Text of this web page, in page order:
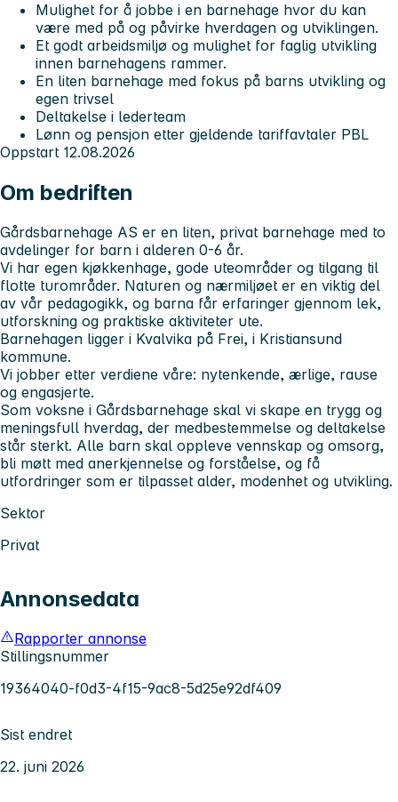
Mulighet for å jobbe i en barnehage hvor du kan
være med på og påvirke hverdagen og utviklingen.
Et godt arbeidsmiljø og mulighet for faglig utvikling
innen barnehagens rammer.
En liten barnehage med fokus på barns utvikling og
egen trivsel
Deltakelse i lederteam
Lønn og pensjon etter gjeldende tariffavtaler PBL
Oppstart 12.08.2026
Om bedriften
Gårdsbarnehage AS er en liten, privat barnehage med to
avdelinger for barn i alderen 0-6 år.
Vi har egen kjøkkenhage, gode uteområder og tilgang til
flotte turområder. Naturen og nærmiljøet er en viktig del
av vår pedagogikk, og barna får erfaringer gjennom lek,
utforskning og praktiske aktiviteter ute.
Barnehagen ligger i Kvalvika på Frei, i Kristiansund
kommune.
Vi jobber etter verdiene våre: nytenkende, ærlige, rause
og engasjerte.
Som voksne i Gårdsbarnehage skal vi skape en trygg og
meningsfull hverdag, der medbestemmelse og deltakelse
står sterkt. Alle barn skal oppleve vennskap og omsorg,
bli møtt med anerkjennelse og forståelse, og få
utfordringer som er tilpasset alder, modenhet og utvikling.
Sektor
Privat
Annonsedata
Rapporter annonse
Stillingsnummer
19364040-f0d3-4f15-9ac8-5d25e92df409
Sist endret
22. juni 2026